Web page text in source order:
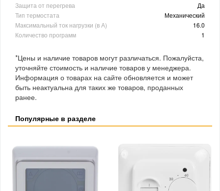
Защита от перегрева
Да
Тип термостата
Механический
Максимальный ток нагрузки (в А)
16.0
Количество программ
1
*Цены и наличие товаров могут различаться. Пожалуйста,
уточняйте стоимость и наличие товаров у менеджера.
Информация о товарах на сайте обновляется и может
быть неактуальна для таких же товаров, проданных
ранее.
Популярные в разделе